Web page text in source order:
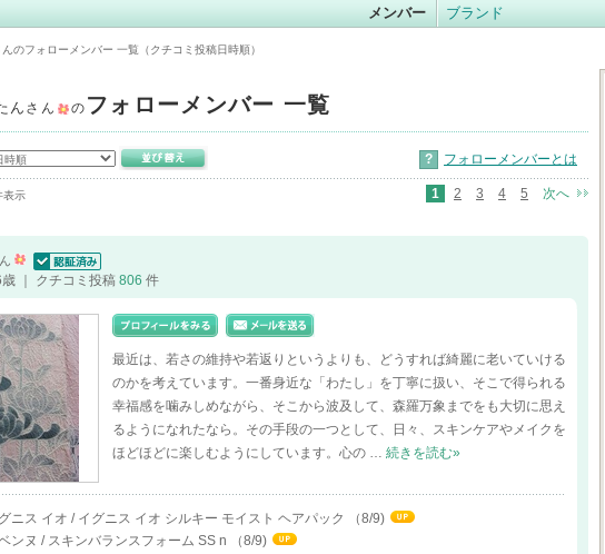
メンバー ブランド
のフォローメンバー 一覧（クチコミ投稿日時順）
ん さん の フォローメンバー 一覧
? フォローメンバーとは
示 1 2 3 4 5 次へ
認証済
｜ クチコミ投稿 806 件
最近は、若さの維持や若返りというよりも、どうすれば綺麗に老いていける
のかを考えています。一番身近な「わたし」を丁寧に扱い、そこで得られる
幸福感を噛みしめながら、そこから波及して、森羅万象までをも大切に思え
るようになれたなら。その手段の一つとして、日々、スキンケアやメイクを
ほどほどに楽しむようにしています。心の … 続きを読む»
ニス イオ / イグニス イオ シルキー モイスト ヘアパック
（8/9)
ンヌ / スキンバランスフォーム SS n
（8/9)